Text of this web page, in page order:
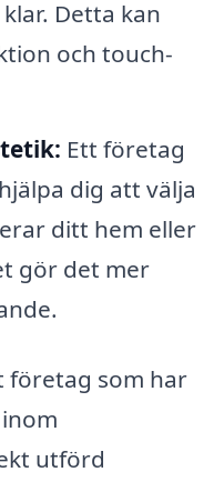
Detta kan
och touch-
Ett företag
dig att välja
ditt hem eller
gör det mer
företag som har
utförd